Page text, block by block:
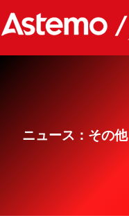
ニュース
グッズ
ニュース：その他